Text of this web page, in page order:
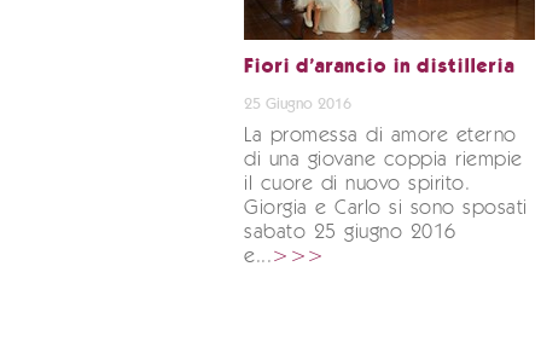
Fiori d’arancio in distilleria
25 Giugno 2016
La promessa di amore eterno
di una giovane coppia riempie
il cuore di nuovo spirito.
Giorgia e Carlo si sono sposati
sabato 25 giugno 2016
e...>>>